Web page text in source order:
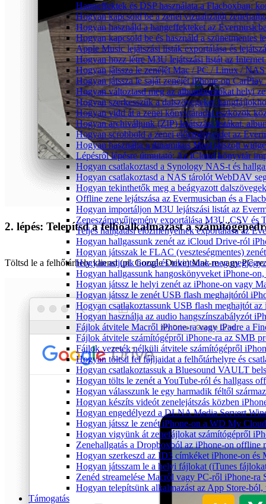
Hangeffektek és DSP használata a Flacboxban:
Hogyan kapcsold be a zenei vizualizálót
Hogyan használd a hangeffekteket az
Hogyan kapcsold be és használd a szünetmentes
Apple Music lejátszási listák exportálása és
Hogyan hozz létre M3U lejátszási listát az
Hogyan játssza le zenéjét Mac / PC / Linux /
Hogyan játssza le saját zenéjét iPhone-on CarPlay
Hogyan változtasd meg az albumborítókat helyi
Hogyan szerkesszük a dalszövegeket
Hogyan vidd át a zenei könyvtáradat eszközök
Hogyan archiváljunk (ZIP) lejátszási listákat,
Hogyan scrobbold a zenei előzményeidet az
Hogyan használja a dinamikus Most játszott
Lépésről lépésre útmutató: Az iCloud könyvtár
Hogyan csatlakoztasd a Synology NAS-t és
Hogyan csatlakoztasd a NAS tárolót WebDAV
Hogyan tekinthetők meg a beágyazott
Offline zene lejátszása az Evermusicban és a
Hogyan importáljon M3U lejátszási listát az
Zeneszámgyűjtemény exportálása M3U, CSV és
Teljes hallgatási előzményeinek exportálása az
Hogyan hallgassunk zenét az iCloud Drive-ról
Hogyan játsszak le FLAC (veszteségmentes)
Hogyan adjunk hozzá és tekintsünk meg
Hogyan hallgassunk hangoskönyveket iPhone-
Hogyan játssz le helyi zenét az iPhone-on vagy
Hogyan játssz le zenét USB flash meghajtóról
Hogyan csatlakoztassunk USB flash meghajtót
Hogyan használja az audio hangszínszabályzót
Fájlok átvitele Macről iPhone-ra vagy iPadre a
Fájlok átvitele számítógépről iPhone-ra az SMB
Fájlok vezeték nélküli átvitele számítógépről
Hogyan töltsd fel fájljaidat a felhőtárhelyre és
Hogyan csatlakoztassuk a Bluesound VAULT
Hogyan tölts le zenét a YouTube-ról és hallgass
Hogyan válasszunk le egy harmadik féltől
Hogyan készíts videót zenelejátszás közben
Hogyan engedélyezd a DLNA Media Servert
Hogyan játssz le zenét iPhone-on a WD My
Hogyan vigyünk át zenefájlokat számítógépről
Zenehallgatás a Dropboxból az iPhone-on offline
Hogyan szerkeszd az ID3 címkéket iPhone-on és
Hogyan játsszam le a helyi fájlokat (iTunes
Zenéd streamelése Macről vagy PC-ről iPhone-ra
Hogyan telepítsünk alkalmazást az App Store-
Támogatás
2. lépés: Telepítsd a felhőalkalmazást a
Töltsd le a felhőtárhely klienst (pl. Google Drive) Mac-re vagy PC-re.